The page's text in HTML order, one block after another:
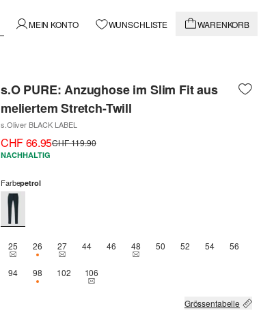
MEIN KONTO WUNSCHLISTE WARENKORB
s.O PURE: Anzughose im Slim Fit aus
meliertem Stretch-Twill
s.Oliver BLACK LABEL
CHF 66.95CHF 119.90
NACHHALTIG
Farbepetrol
25THIS SIZE IS CURRENTLY OUT OF STOCK
26NUR 1 VERFÜGBAR
27THIS SIZE IS CURRENTLY OUT OF STOCK
44 46 48THIS SIZE IS CURRENTLY OUT OF
50 52 54 56
94 98NUR 1 VERFÜGBAR
102 106THIS SIZE IS CURRENTLY OUT OF STOCK
Grössentabelle